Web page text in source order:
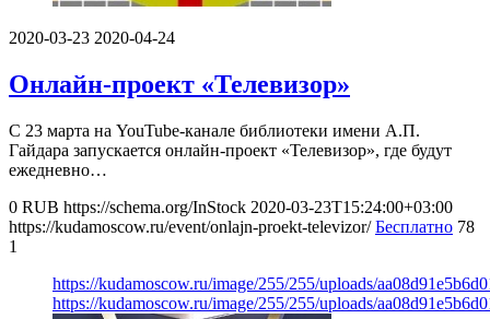
2020-03-23 2020-04-24
Онлайн-проект «Телевизор»
С 23 марта на YouTube-канале библиотеки имени А.П.
Гайдара запускается онлайн-проект «Телевизор», где будут
ежедневно…
0 RUB https://schema.org/InStock 2020-03-23T15:24:00+03:00
https://kudamoscow.ru/event/onlajn-proekt-televizor/ Бесплатно 78
1
https://kudamoscow.ru/image/255/255/uploads/
https://kudamoscow.ru/image/255/255/uploads/